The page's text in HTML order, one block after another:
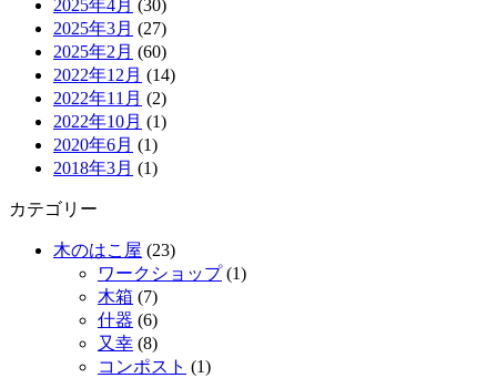
2025年4月 (30)
2025年3月 (27)
2025年2月 (60)
2022年12月 (14)
2022年11月 (2)
2022年10月 (1)
2020年6月 (1)
2018年3月 (1)
カテゴリー
木のはこ屋 (23)
ワークショップ(1)
木箱 (7)
什器 (6)
又幸 (8)
コンポスト (1)